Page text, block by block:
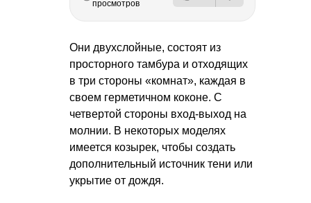
просмотров
Они двухслойные, состоят из
просторного тамбура и отходящих
в три стороны «комнат», каждая в
своем герметичном коконе. С
четвертой стороны вход-выход на
молнии. В некоторых моделях
имеется козырек, чтобы создать
дополнительный источник тени или
укрытие от дождя.